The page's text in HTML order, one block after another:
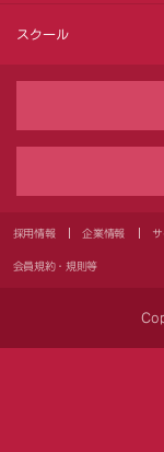
スクール
採用情報 企業情報
会員規約・規則等